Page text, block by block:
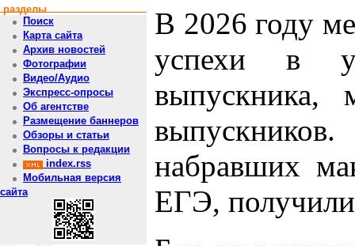
разделы
Поиск
Карта сайта
Архив новостей
Фотографии
Видео/Аудио
Экспресс-опросы
Об агентстве
Размещение баннеров
Обзоры и статьи
Вопросы к редакции
index.rss
Мобильная версия
сайта
В 2026 году
успехи в
набравших
ЕГЭ, получили